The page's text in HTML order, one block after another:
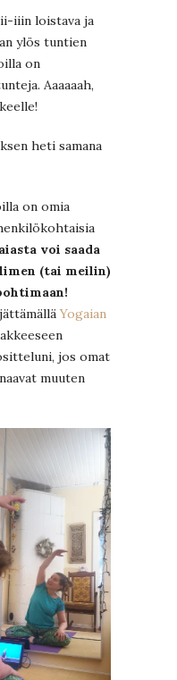
iiin loistava ja
ylös tuntien
on
Aaaaaah,
heti samana
on omia
voi saada
(tai meilin)
Yogaian
jos omat
muuten